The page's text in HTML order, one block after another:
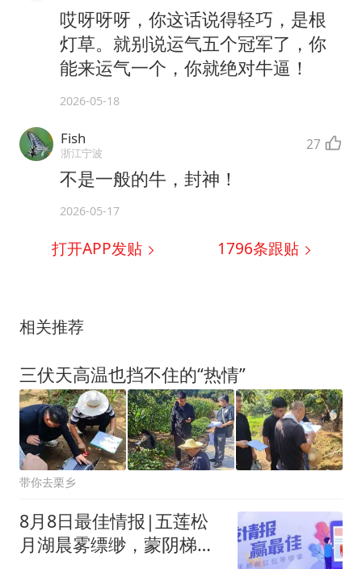
哎呀呀呀，你这话说得轻巧，是根
灯草。就别说运气五个冠军了，你
能来运气一个，你就绝对牛逼！
2026-05-18
Fish
浙江宁波 27
不是一般的牛，封神！
2026-05-17
打开APP发贴 1796条跟贴
相关推荐
三伏天高温也挡不住的“热情”
带你去栗乡
8月8日最佳情报|五莲松
月湖晨雾缥缈，蒙阴梯田